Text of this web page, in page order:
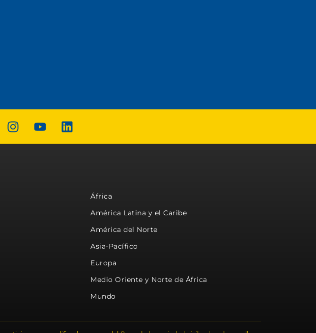
África
América Latina y el Caribe
América del Norte
Asia-Pacífico
Europa
Medio Oriente y Norte de África
Mundo